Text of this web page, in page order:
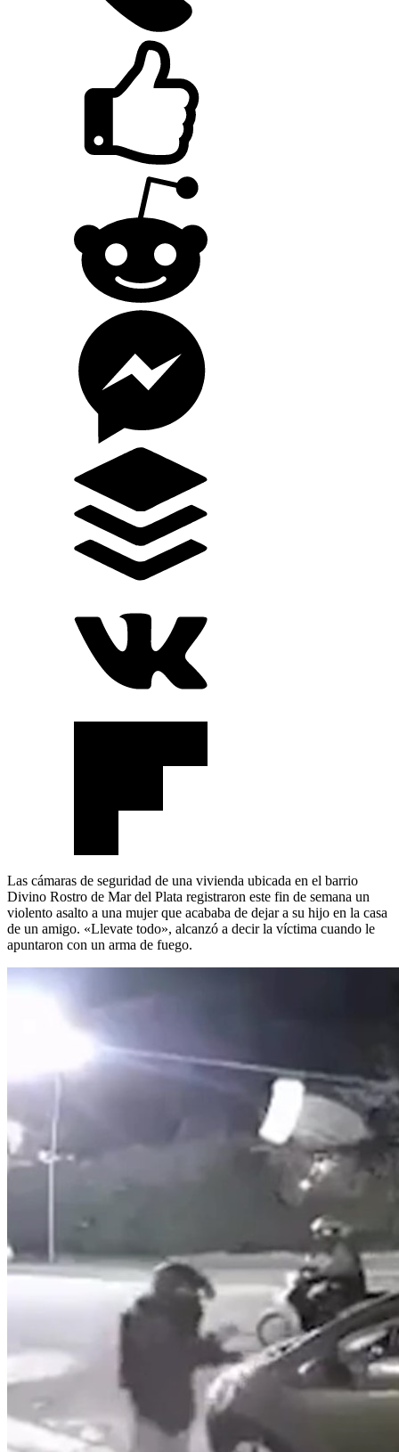
Las cámaras de seguridad de una vivienda ubicada en el barrio
Divino Rostro de Mar del Plata registraron este fin de semana un
violento asalto a una mujer que acababa de dejar a su hijo en la casa
de un amigo. «Llevate todo», alcanzó a decir la víctima cuando le
apuntaron con un arma de fuego.